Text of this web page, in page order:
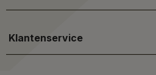
Klantenservice